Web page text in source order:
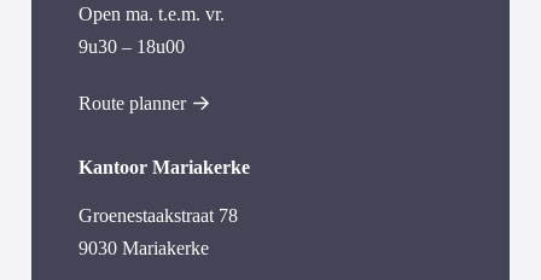
Open ma. t.e.m. vr.
9u30 – 18u00
Route planner
Kantoor Mariakerke
Groenestaakstraat 78
9030 Mariakerke